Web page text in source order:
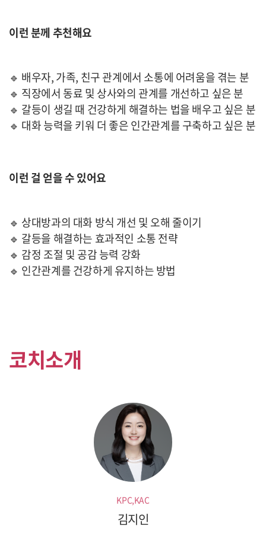
이런 분께 추천해요
🔹 배우자, 가족, 친구 관계에서 소통에 어려움을 겪는 분
🔹 직장에서 동료 및 상사와의 관계를 개선하고 싶은 분
🔹 갈등이 생길 때 건강하게 해결하는 법을 배우고 싶은 분
🔹 대화 능력을 키워 더 좋은 인간관계를 구축하고 싶은 분
이런 걸 얻을 수 있어요
🔹 상대방과의 대화 방식 개선 및 오해 줄이기
🔹 갈등을 해결하는 효과적인 소통 전략
🔹 감정 조절 및 공감 능력 강화
🔹 인간관계를 건강하게 유지하는 방법
코치소개
KPC,KAC
김지인